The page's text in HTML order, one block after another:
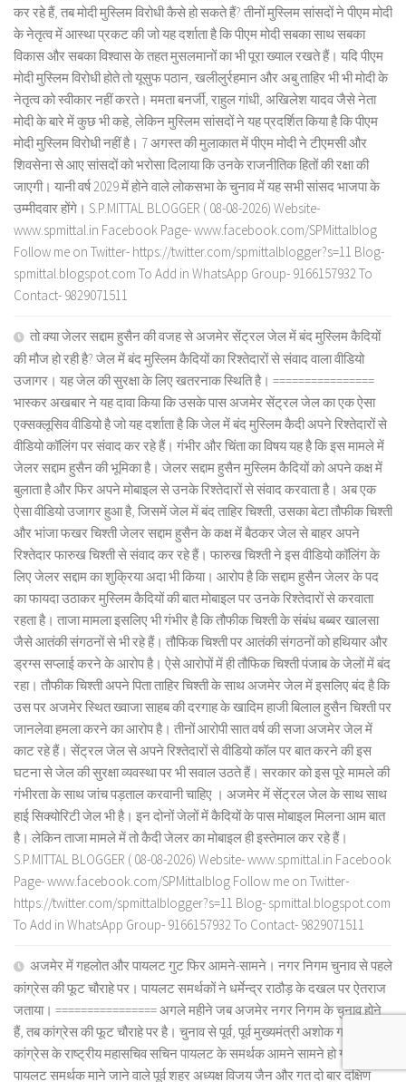
कर रहे हैं, तब मोदी मुस्लिम विरोधी कैसे हो सकते हैं? तीनों मुस्लिम सांसदों ने पीएम मोदी
के नेतृत्व में आस्था प्रकट की जो यह दर्शाता है कि पीएम मोदी सबका साथ सबका
विकास और सबका विश्वास के तहत मुसलमानों का भी पूरा ख्याल रखते हैं। यदि पीएम
मोदी मुस्लिम विरोधी होते तो यूसुफ पठान, खलीलुर्रहमान और अबु ताहिर भी भी मोदी के
नेतृत्व को स्वीकार नहीं करते। ममता बनर्जी, राहुल गांधी, अखिलेश यादव जैसे नेता
मोदी के बारे में कुछ भी कहे, लेकिन मुस्लिम सांसदों ने यह प्रदर्शित किया है कि पीएम
मोदी मुस्लिम विरोधी नहीं है। 7 अगस्त की मुलाकात में पीएम मोदी ने टीएमसी और
शिवसेना से आए सांसदों को भरोसा दिलाया कि उनके राजनीतिक हितों की रक्षा की
जाएगी। यानी वर्ष 2029 में होने वाले लोकसभा के चुनाव में यह सभी सांसद भाजपा के
उम्मीदवार होंगे। S.P.MITTAL BLOGGER ( 08-08-2026) Website-
www.spmittal.in Facebook Page- www.facebook.com/SPMittalblog
Follow me on Twitter- https://twitter.com/spmittalblogger?s=11 Blog-
spmittal.blogspot.com To Add in WhatsApp Group- 9166157932 To
Contact- 9829071511
तो क्या जेलर सद्दाम हुसैन की वजह से अजमेर सेंट्रल जेल में बंद मुस्लिम कैदियों
की मौज हो रही है? जेल में बंद मुस्लिम कैदियों का रिश्तेदारों से संवाद वाला वीडियो
उजागर। यह जेल की सुरक्षा के लिए खतरनाक स्थिति है। ================
भास्कर अखबार ने यह दावा किया कि उसके पास अजमेर सेंट्रल जेल का एक ऐसा
एक्सक्लूसिव वीडियो है जो यह दर्शाता है कि जेल में बंद मुस्लिम कैदी अपने रिश्तेदारों से
वीडियो कॉलिंग पर संवाद कर रहे हैं। गंभीर और चिंता का विषय यह है कि इस मामले में
जेलर सद्दाम हुसैन की भूमिका है। जेलर सद्दाम हुसैन मुस्लिम कैदियों को अपने कक्ष में
बुलाता है और फिर अपने मोबाइल से उनके रिश्तेदारों से संवाद करवाता है। अब एक
ऐसा वीडियो उजागर हुआ है, जिसमें जेल में बंद ताहिर चिश्ती, उसका बेटा तौफीक चिश्ती
और भांजा फखर चिश्ती जेलर सद्दाम हुसैन के कक्ष में बैठकर जेल से बाहर अपने
रिश्तेदार फारुख चिश्ती से संवाद कर रहे हैं। फारुख चिश्ती ने इस वीडियो कॉलिंग के
लिए जेलर सद्दाम का शुक्रिया अदा भी किया। आरोप है कि सद्दाम हुसैन जेलर के पद
का फायदा उठाकर मुस्लिम कैदियों की बात मोबाइल पर उनके रिश्तेदारों से करवाता
रहता है। ताजा मामला इसलिए भी गंभीर है कि तौफीक चिश्ती के संबंध बब्बर खालसा
जैसे आतंकी संगठनों से भी रहे हैं। तौफिक चिश्ती पर आतंकी संगठनों को हथियार और
ड्रग्स सप्लाई करने के आरोप है। ऐसे आरोपों में ही तौफिक चिश्ती पंजाब के जेलों में बंद
रहा। तौफीक चिश्ती अपने पिता ताहिर चिश्ती के साथ अजमेर जेल में इसलिए बंद है कि
उस पर अजमेर स्थित ख्वाजा साहब की दरगाह के खादिम हाजी बिलाल हुसैन चिश्ती पर
जानलेवा हमला करने का आरोप है। तीनों आरोपी सात वर्ष की सजा अजमेर जेल में
काट रहे हैं। सेंट्रल जेल से अपने रिश्तेदारों से वीडियो कॉल पर बात करने की इस
घटना से जेल की सुरक्षा व्यवस्था पर भी सवाल उठते हैं। सरकार को इस पूरे मामले की
गंभीरता के साथ जांच पड़ताल करवानी चाहिए । अजमेर में सेंट्रल जेल के साथ साथ
हाई सिक्योरिटी जेल भी है। इन दोनों जेलों में कैदियों के पास मोबाइल मिलना आम बात
है। लेकिन ताजा मामले में तो कैदी जेलर का मोबाइल ही इस्तेमाल कर रहे हैं।
S.P.MITTAL BLOGGER ( 08-08-2026) Website- www.spmittal.in Facebook
Page- www.facebook.com/SPMittalblog Follow me on Twitter-
https://twitter.com/spmittalblogger?s=11 Blog- spmittal.blogspot.com
To Add in WhatsApp Group- 9166157932 To Contact- 9829071511
अजमेर में गहलोत और पायलट गुट फिर आमने-सामने। नगर निगम चुनाव से पहले
कांग्रेस की फूट चौराहे पर। पायलट समर्थकों ने धर्मेन्द्र राठौड़ के दखल पर ऐतराज
जताया। ================ अगले महीने जब अजमेर नगर निगम के चुनाव होने
हैं, तब कांग्रेस की फूट चौराहे पर है। चुनाव से पूर्व, पूर्व मुख्यमंत्री अशोक गहलोत और
कांग्रेस के राष्ट्रीय महासचिव सचिन पायलट के समर्थक आमने सामने हो गए है।
पायलट समर्थक माने जाने वाले पूर्व शहर अध्यक्ष विजय जैन और गत दो बार दक्षिण